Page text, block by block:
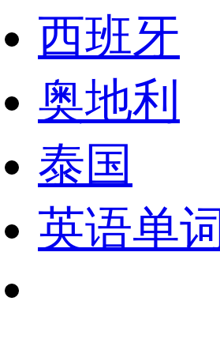
西班牙
奥地利
泰国
英语单词